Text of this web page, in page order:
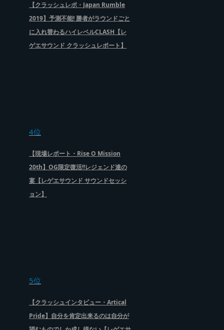
【クラッシュレポ・Japan Rumble
2019】予測不能! 勝者がラウンドごと
に入れ替わるハイレベルCLASH【レ
ゲエサウンド クラッシュレポート】
4位
【現場レポート・Rise O Mission
20th】OG限定復活!!レジェンド達の
宴【レゲエサウンド サウンドセッシ
ョン】
5位
【クラッシュインタビュー・Artical
Pride】自分を肯定出来るのは自分が